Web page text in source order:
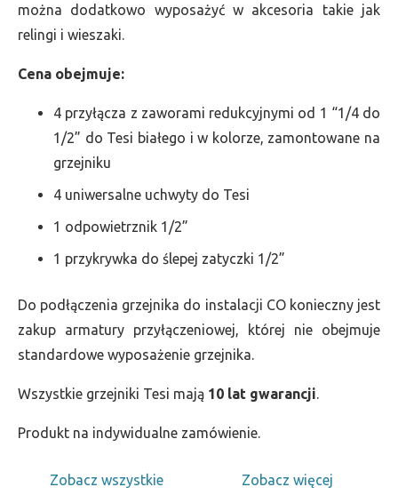
można dodatkowo wyposażyć w akcesoria takie jak
relingi i wieszaki.
Cena obejmuje:
4 przyłącza z zaworami redukcyjnymi od 1 “1/4 do
1/2” do Tesi białego i w kolorze, zamontowane na
grzejniku
4 uniwersalne uchwyty do Tesi
1 odpowietrznik 1/2”
1 przykrywka do ślepej zatyczki 1/2”
Do podłączenia grzejnika do instalacji CO konieczny jest
zakup armatury przyłączeniowej, której nie obejmuje
standardowe wyposażenie grzejnika.
Wszystkie grzejniki Tesi mają 10 lat gwarancji.
Produkt na indywidualne zamówienie.
Zobacz wszystkie
Zobacz więcej